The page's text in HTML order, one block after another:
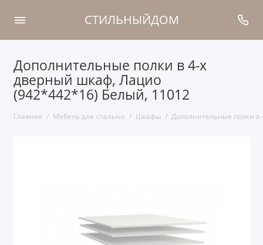
СТИЛЬНЫЙДОМ
Дополнительные полки в 4-х
дверный шкаф, Лацио
(942*442*16) Белый, 11012
Главная Мебель для спальни Шкафы Дополнительные полки